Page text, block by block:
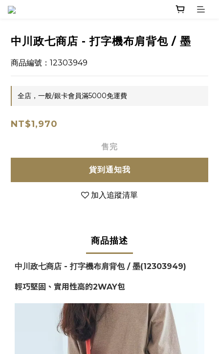
中川政七商店 - 打字機布肩背包 / 墨
商品編號：12303949
全店，一般/銀卡會員滿5000免運費
NT$1,970
售完
貨到通知我
加入追蹤清單
商品描述
中川政七商店 - 打字機布肩背包 / 墨(12303949)
輕巧堅固、實用性高的2WAY包